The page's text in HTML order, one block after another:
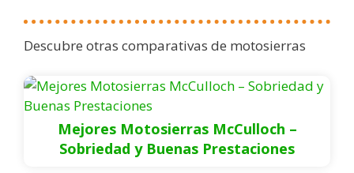
Descubre otras comparativas de motosierras
Mejores Motosierras McCulloch –
Sobriedad y Buenas Prestaciones